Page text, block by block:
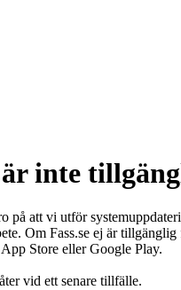
är inte
på att vi utför
Om Fass.se ej är tillgänglig
Store eller Google Play.
vid ett senare tillfälle.